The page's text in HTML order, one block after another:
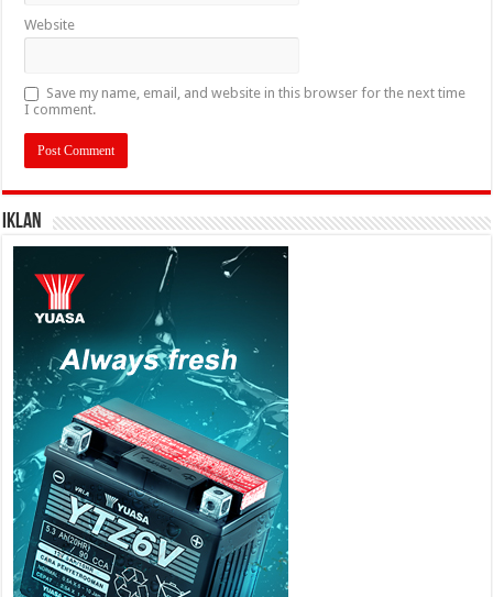
Website
Save my name, email, and website in this browser for the next time
I comment.
IKLAN